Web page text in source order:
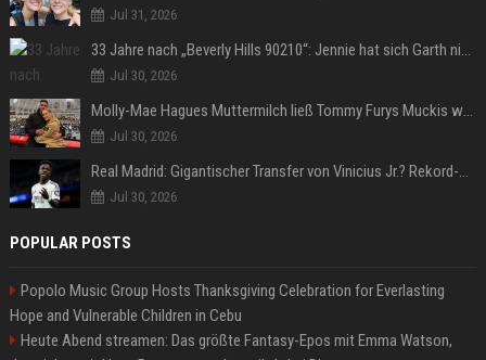
Jul 31, 2026
33 Jahre nach „Beverly Hills 90210“: Jennie hat sich Garth nicht verändert
Jul 30, 2026
Molly-Mae Hagues Muttermilch ließ Tommy Furys Muckis wachsen
Jul 30, 2026
Real Madrid: Gigantischer Transfer von Vinicius Jr.? Rekord-Zahlen stehen im Raum!
Jul 30, 2026
POPULAR POSTS
Popolo Music Group Hosts Thanksgiving Celebration for Everlasting
Hope and Vulnerable Children in Cebu
Heute Abend streamen: Das größte Fantasy-Epos mit Emma Watson,